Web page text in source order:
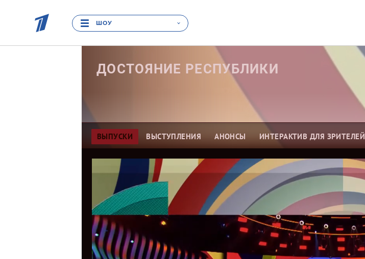
ШОУ
ДОСТОЯНИЕ РЕСПУБЛИКИ
ВЫПУСКИ ВЫСТУПЛЕНИЯ АНОНСЫ ИНТЕРАКТИВ ДЛЯ ЗРИТЕЛЕЙ